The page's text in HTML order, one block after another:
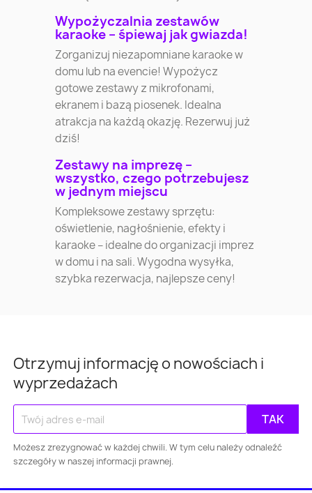
Warszawa Kraków Łódź
Wypożyczalnia zestawów
karaoke – śpiewaj jak gwiazda!
Zorganizuj niezapomniane karaoke w
domu lub na evencie! Wypożycz
gotowe zestawy z mikrofonami,
ekranem i bazą piosenek. Idealna
atrakcja na każdą okazję. Rezerwuj już
dziś!
Zestawy na imprezę –
wszystko, czego potrzebujesz
w jednym miejscu
Kompleksowe zestawy sprzętu:
oświetlenie, nagłośnienie, efekty i
karaoke – idealne do organizacji imprez
w domu i na sali. Wygodna wysyłka,
szybka rezerwacja, najlepsze ceny!
Otrzymuj informację o nowościach i
wyprzedażach
Możesz zrezygnować w każdej chwili. W tym celu należy odnaleźć
szczegóły w naszej informacji prawnej.